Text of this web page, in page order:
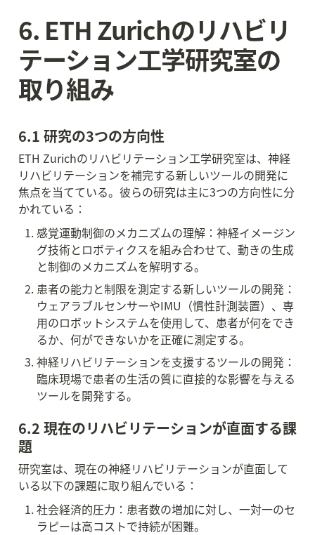
6. ETH Zurichのリハビリ
テーション工学研究室の
取り組み
6.1 研究の3つの方向性
ETH Zurichのリハビリテーション工学研究室は、神経
リハビリテーションを補完する新しいツールの開発に
焦点を当てている。彼らの研究は主に3つの方向性に分
かれている：
感覚運動制御のメカニズムの理解：神経イメージン
グ技術とロボティクスを組み合わせて、動きの生成
と制御のメカニズムを解明する。
患者の能力と制限を測定する新しいツールの開発：
ウェアラブルセンサーやIMU（慣性計測装置）、専
用のロボットシステムを使用して、患者が何をでき
るか、何ができないかを正確に測定する。
神経リハビリテーションを支援するツールの開発：
臨床現場で患者の生活の質に直接的な影響を与える
ツールを開発する。
6.2 現在のリハビリテーションが直面する課
題
研究室は、現在の神経リハビリテーションが直面して
いる以下の課題に取り組んでいる：
社会経済的圧力：患者数の増加に対し、一対一のセ
ラピーは高コストで持続が困難。